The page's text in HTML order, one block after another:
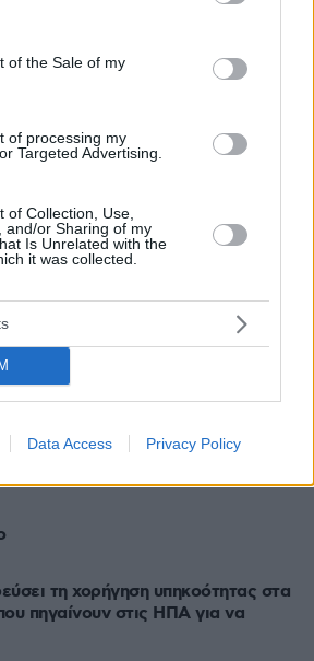
to Google and its third-party tags to
specified purposes in below Google
of the Sale of my
of processing my
Targeted Advertising.
of Collection, Use,
and/or Sharing of my
Is Unrelated with the
it was collected.
Data Access Privacy Policy
κάτι καλύτερο»
στο ταξίδι; Η κάλυψη που
Κυριάκο Μητσοτάκη και τη
Χανιά, φωτογραφίες
σύντομα»: Αισιόδοξος ξανά ο
του πολέμου με το Ιράν, «δεν
τη χορήγηση υπηκοότητας στα
πηγαίνουν στις ΗΠΑ για να